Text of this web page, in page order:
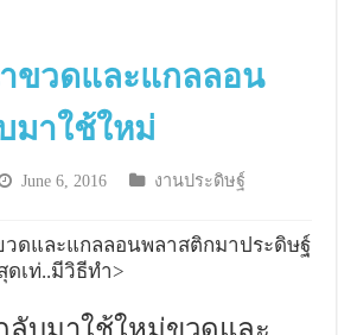
ขวดและแกลลอน
มาใช้ใหม่
June 6, 2016
งานประดิษฐ์
ดและแกลลอนพลาสติกมาประดิษฐ์
ดเท่..มีวิธีทำ>
บมาใช้ใหม่ขวดและ